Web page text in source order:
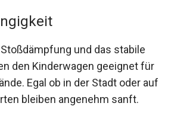
und das stabile
den Kinderwagen geeignet für
Egal ob in der Stadt oder auf
bleiben angenehm sanft.